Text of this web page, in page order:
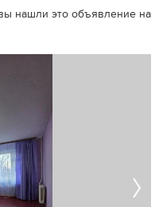
нашли это объявление на